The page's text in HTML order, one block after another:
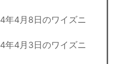
年4月8日のワイズニ
年4月3日のワイズニ